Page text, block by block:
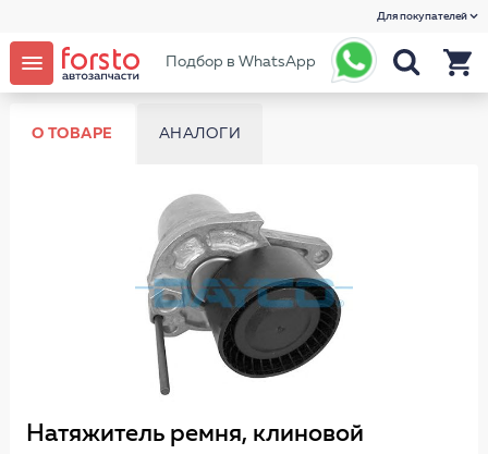
Для покупателей
Подбор в WhatsApp
О ТОВАРЕ АНАЛОГИ
Натяжитель ремня, клиновой